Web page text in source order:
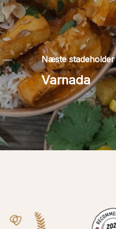
Næste stadeholder
Varnada